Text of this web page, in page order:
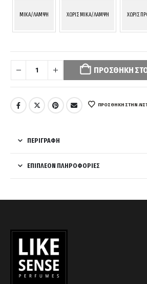
MIKA/ΛΑΜΨΗ ΧΩΡΙΣ MIKA/ΛΑΜΨΗ ΧΩΡΙΣ
Your
selection
has
been
Please
product
options
before
cart.
ΠΡΟΣΘΉΚΗ
ΠΡΌΣΘΉΚΗ ΣΤΗΝ
ΠΕΡΙΓΡΑΦΉ
ΕΠΙΠΛΈΟΝ ΠΛΗΡΟΦΟΡΊΕΣ